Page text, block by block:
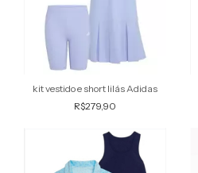
kit vestido e short lilás Adidas
R$279,90